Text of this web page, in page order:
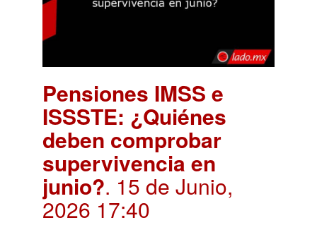
Pensiones IMSS e
ISSSTE: ¿Quiénes
deben comprobar
supervivencia en
junio?. 15 de Junio,
2026 17:40